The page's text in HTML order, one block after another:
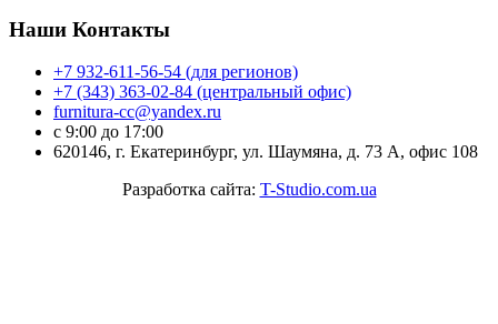
Наши Контакты
+7 932-611-56-54 (для регионов)
+7 (343) 363-02-84 (центральный офис)
furnitura-cc@yandex.ru
с 9:00 до 17:00
620146, г. Екатеринбург, ул. Шаумяна, д. 73 А, офис 108
Разработка сайта: T-Studio.com.ua